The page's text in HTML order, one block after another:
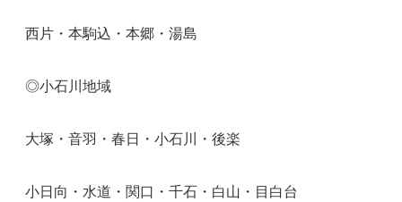
西片・本駒込・本郷・湯島
◎小石川地域
大塚・音羽・春日・小石川・後楽
小日向・水道・関口・千石・白山・目白台